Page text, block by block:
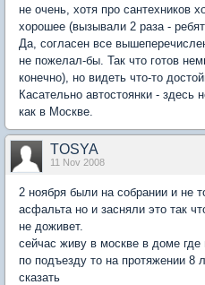
не очень, хотя про сантехников
хорошее (вызывали 2 раза -
Да, согласен все
не пожелал-бы. Так что готов
конечно), но видеть что-то
Касательно автостоянки -
как в Москве.
TOSYA
11 Nov 2008
2 ноября были на собрании и не
асфальта но и засняли это так
не доживет.
сейчас живу в москве в доме
по подъезду то на протяжении 8
сказать